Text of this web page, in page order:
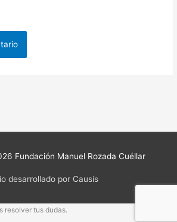
Fundación Manuel Rozada Cuéllar
desarrollado por Causis
resolver tus dudas.